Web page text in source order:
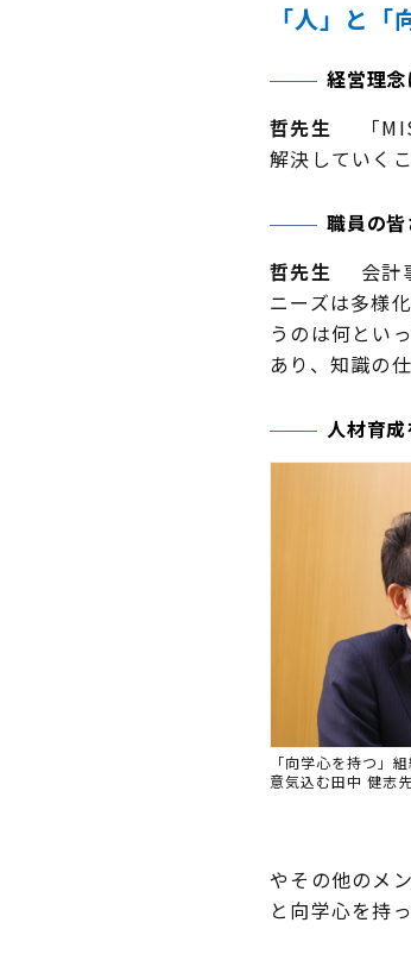
「人」と
経営理念
哲先生
「
解決していく
職員の
哲先生
会計
ニーズは多様
うのは何とい
あり、知識の
人材育
「向学心を持つ」
意気込む田中 健志
やその他のメ
と向学心を持